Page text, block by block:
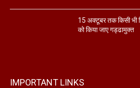
15 अक्टूबर तक किसी भी
को किया जाए गड्ढामुक्त
IMPORTANT LINKS